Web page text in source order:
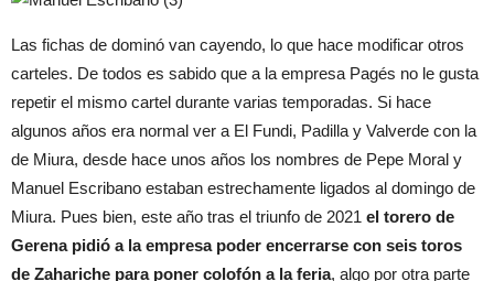
Las fichas de dominó van cayendo, lo que hace modificar otros
carteles. De todos es sabido que a la empresa Pagés no le gusta
repetir el mismo cartel durante varias temporadas. Si hace
algunos años era normal ver a El Fundi, Padilla y Valverde con la
de Miura, desde hace unos años los nombres de Pepe Moral y
Manuel Escribano estaban estrechamente ligados al domingo de
Miura. Pues bien, este año tras el triunfo de 2021 el torero de
Gerena pidió a la empresa poder encerrarse con seis toros
de Zahariche para poner colofón a la feria, algo por otra parte